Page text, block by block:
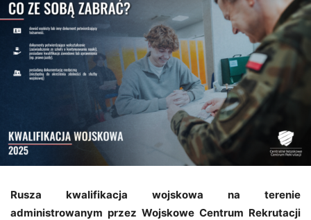
Rusza kwalifikacja wojskowa na terenie
administrowanym przez Wojskowe Centrum Rekrutacji